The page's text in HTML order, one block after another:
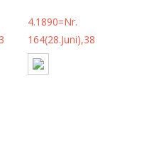
4.1890=Nr.
164(28.Juni),38